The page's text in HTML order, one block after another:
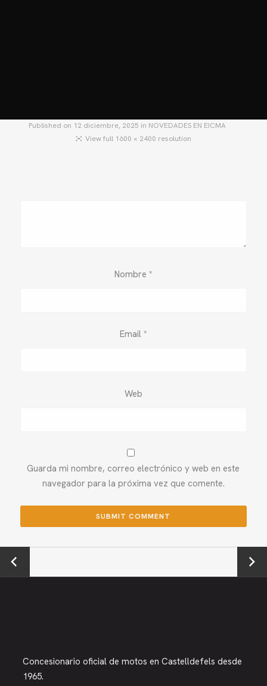
Published on 12 diciembre, 2025 in NOVEDADES EN EICMA
View full 1600 × 2400 resolution
Nombre *
Email *
Web
Guarda mi nombre, correo electrónico y web en este
navegador para la próxima vez que comente.
←
Previou
Next →
Concesionario oficial de motos en Castelldefels desde
1965.